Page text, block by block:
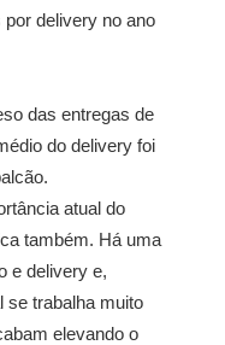
delivery no ano
das entregas de
do delivery foi
atual do
também. Há uma
e delivery e,
se trabalha muito
elevando o